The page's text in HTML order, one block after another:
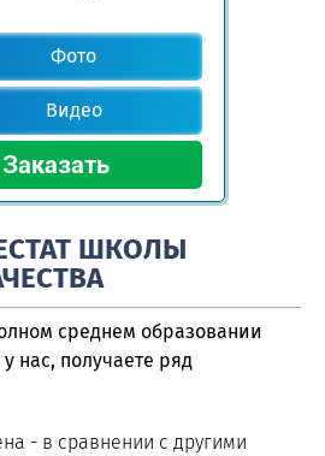
Фото
Видео
ШКОЛЫ
среднем образовании
нас, получаете ряд
- в сравнении с другими